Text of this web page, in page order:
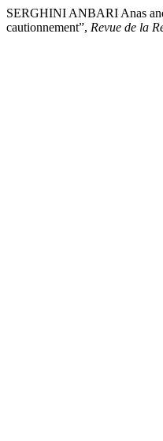
SERGHINI ANBARI Anas
cautionnement”, Revue de la